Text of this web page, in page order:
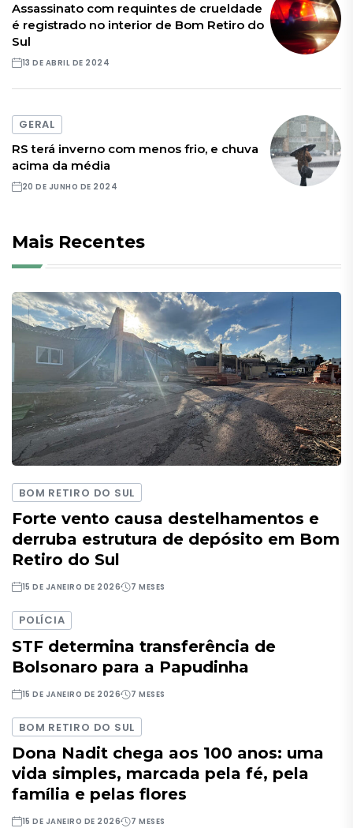
Assassinato com requintes de crueldade
é registrado no interior de Bom Retiro do
Sul
13 DE ABRIL DE 2024
GERAL
RS terá inverno com menos frio, e chuva
acima da média
20 DE JUNHO DE 2024
Mais Recentes
BOM RETIRO DO SUL
Forte vento causa destelhamentos e
derruba estrutura de depósito em Bom
Retiro do Sul
15 DE JANEIRO DE 2026 7 MESES
POLÍCIA
STF determina transferência de
Bolsonaro para a Papudinha
15 DE JANEIRO DE 2026 7 MESES
BOM RETIRO DO SUL
Dona Nadit chega aos 100 anos: uma
vida simples, marcada pela fé, pela
família e pelas flores
15 DE JANEIRO DE 2026 7 MESES